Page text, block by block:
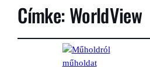
Címke:WorldView